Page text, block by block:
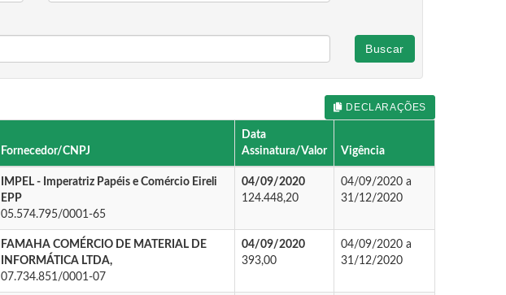
Buscar
DECLARAÇÕES
Fornecedor/CNPJ
Data
Assinatura/Valor
Vigência
IMPEL - Imperatriz Papéis e Comércio Eireli
EPP
05.574.795/0001-65
04/09/2020
124.448,20
04/09/2020 a
31/12/2020
FAMAHA COMÉRCIO DE MATERIAL DE
INFORMÁTICA LTDA,
07.734.851/0001-07
04/09/2020
393,00
04/09/2020 a
31/12/2020